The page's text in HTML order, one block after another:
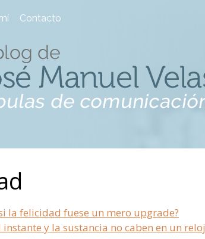
Contacto
la felicidad fuese un mero upgrade?
instante y la sustancia no caben en un reloj